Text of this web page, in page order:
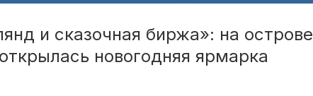
и сказочная биржа»: на острове
новогодняя ярмарка